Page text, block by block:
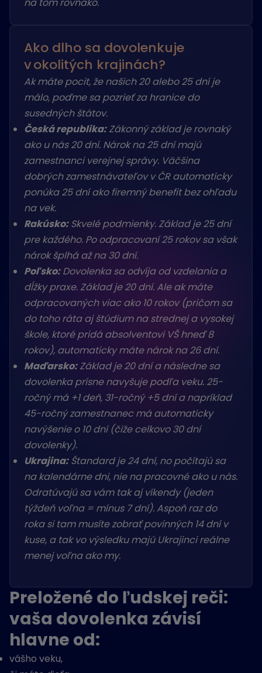
Ako dlho sa dovolenkuje
v okolitých krajinách?
Ak máte pocit, že našich 20 alebo 25 dní je
málo, poďme sa pozrieť za hranice do
susedných štátov.
Česká republika:Zákonný základ je rovnaký
ako u nás 20 dní. Nárok na 25 dní majú
zamestnanci verejnej správy. Väčšina
dobrých zamestnávateľov v ČR automaticky
ponúka 25 dní ako firemný benefit bez ohľadu
na vek.
Rakúsko:Skvelé podmienky. Základ je 25 dní
pre každého. Po odpracovaní 25 rokov sa však
nárok šplhá až na 30 dní.
Poľsko:Dovolenka sa odvíja od vzdelania a
dĺžky praxe. Základ je 20 dní. Ale ak máte
odpracovaných viac ako 10 rokov (pričom sa
do toho ráta aj štúdium na strednej a vysokej
škole, ktoré pridá absolventovi VŠ hneď 8
rokov), automaticky máte nárok na 26 dní.
Maďarsko:Základ je 20 dní a následne sa
dovolenka prísne navyšuje podľa veku. 25-
ročný má +1 deň, 31-ročný +5 dní a napríklad
45-ročný zamestnanec má automaticky
navýšenie o 10 dní (čiže celkovo 30 dní
dovolenky).
Ukrajina:Štandard je 24 dní, no počítajú sa
na kalendárne dni, nie na pracovné ako u nás.
Odratúvajú sa vám tak aj víkendy (jeden
týždeň voľna = mínus 7 dní). Aspoň raz do
roka si tam musíte zobrať povinných 14 dní v
kuse, a tak vo výsledku majú Ukrajinci reálne
menej voľna ako my.
Preložené do ľudskej reči:
vaša dovolenka závisí
hlavne od:
vášho veku,